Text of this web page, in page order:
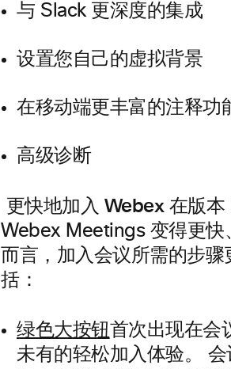
与 Slack 更深度的集成
设置您自己的虚拟背景
在移动端更丰富的注释功
高级诊断
更快地加入 Webex在版本
Webex Meetings 变得更快
而言，加入会议所需的步
括：
绿色大按钮首次出现在会
未有的轻松加入体验。